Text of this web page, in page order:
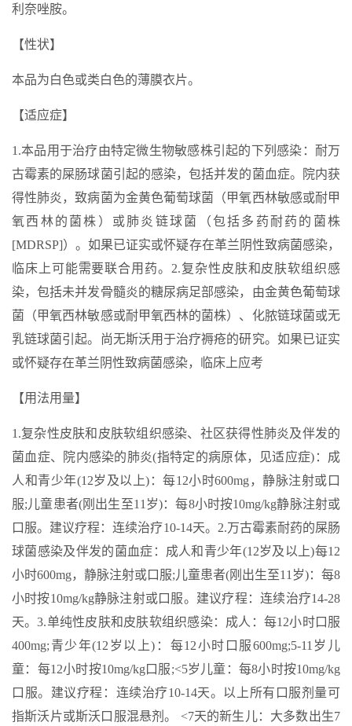
利奈唑胺。
【性状】
本品为白色或类白色的薄膜衣片。
【适应症】
1.本品用于治疗由特定微生物敏感株引起的下列感染：耐万
古霉素的屎肠球菌引起的感染，包括并发的菌血症。院内获
得性肺炎，致病菌为金黄色葡萄球菌（甲氧西林敏感或耐甲
氧西林的菌株）或肺炎链球菌（包括多药耐药的菌株
[MDRSP]）。如果已证实或怀疑存在革兰阴性致病菌感染，
临床上可能需要联合用药。2.复杂性皮肤和皮肤软组织感
染，包括未并发骨髓炎的糖尿病足部感染，由金黄色葡萄球
菌（甲氧西林敏感或耐甲氧西林的菌株）、化脓链球菌或无
乳链球菌引起。尚无斯沃用于治疗褥疮的研究。如果已证实
或怀疑存在革兰阴性致病菌感染，临床上应考
【用法用量】
1.复杂性皮肤和皮肤软组织感染、社区获得性肺炎及伴发的
菌血症、院内感染的肺炎(指特定的病原体，见适应症)：成
人和青少年(12岁及以上)：每12小时600mg，静脉注射或口
服;儿童患者(刚出生至11岁)：每8小时按10mg/kg静脉注射或
口服。建议疗程：连续治疗10-14天。2.万古霉素耐药的屎肠
球菌感染及伴发的菌血症：成人和青少年(12岁及以上)每12
小时600mg，静脉注射或口服;儿童患者(刚出生至11岁)：每8
小时按10mg/kg静脉注射或口服。建议疗程：连续治疗14-28
天。3.单纯性皮肤和皮肤软组织感染：成人：每12小时口服
400mg;青少年(12岁以上)：每12小时口服600mg;5-11岁儿
童：每12小时按10mg/kg口服;<5岁儿童：每8小时按10mg/kg
口服。建议疗程：连续治疗10-14天。以上所有口服剂量可
指斯沃片或斯沃口服混悬剂。 <7天的新生儿：大多数出生7